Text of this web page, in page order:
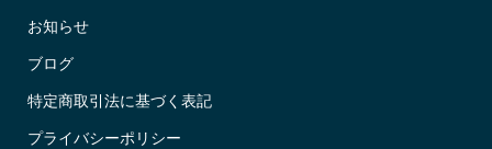
お知らせ
ブログ
特定商取引法に基づく表記
プライバシーポリシー